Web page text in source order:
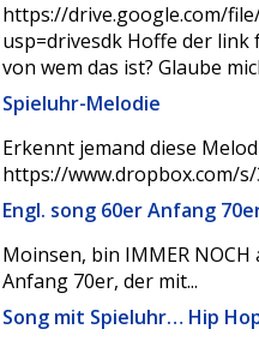
https://drive.google.com/file/
usp=drivesdk Hoffe der
von wem das ist? Glaube
Spieluhr-Melodie
Erkennt jemand diese
https://www.dropbox.com/
Engl. song 60er Anfang
Moinsen, bin IMMER
Anfang 70er, der mit...
Song mit Spieluhr… Hip